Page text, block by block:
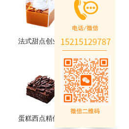
烘焙西点创业班
火爆的专业
法式甜点创业班
法式甜点创业班
火爆的专业
蛋糕西点精修班